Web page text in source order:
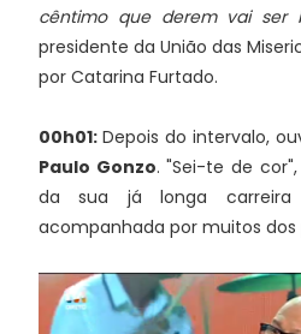
cêntimo que derem vai ser
presidente da União das
por Catarina Furtado.
00h01: Depois do intervalo,
Paulo Gonzo. "Sei-te de
da sua já longa
acompanhada por muitos dos